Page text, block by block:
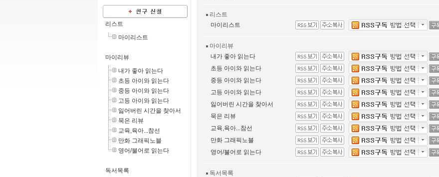
리스트
마이리스트
마이리뷰
내가 좋아 읽는다
초등 아이와 읽는다
중등 아이와 읽는다
고등 아이와 읽는다
잃어버린 시간을 찾아서
묵은 리뷰
교육,육아...참선
만화 그래픽노블
영어/불어로 읽는다
독서목록
리스트
마이리스트
마이리뷰
내가 좋아 읽는다
초등 아이와 읽는다
중등 아이와 읽는다
고등 아이와 읽는다
잃어버린 시간을 찾아서
묵은 리뷰
교육,육아...참선
만화 그래픽노블
영어/불어로 읽는다
독서목록